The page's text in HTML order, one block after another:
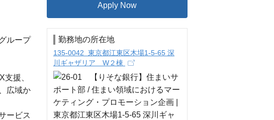
ループ
援、
広域か
ービス
Apply Now
勤務地の所在地
135-0042 東京都江東区木場1-5-65 深
川ギャザリア W２棟